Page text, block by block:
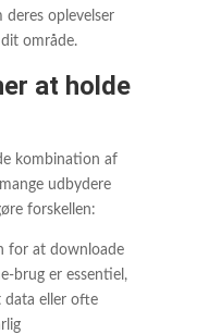
deres oplevelser
område.
at holde
kombination af
udbydere
forskellen:
for at downloade
brug er essentiel,
eller ofte